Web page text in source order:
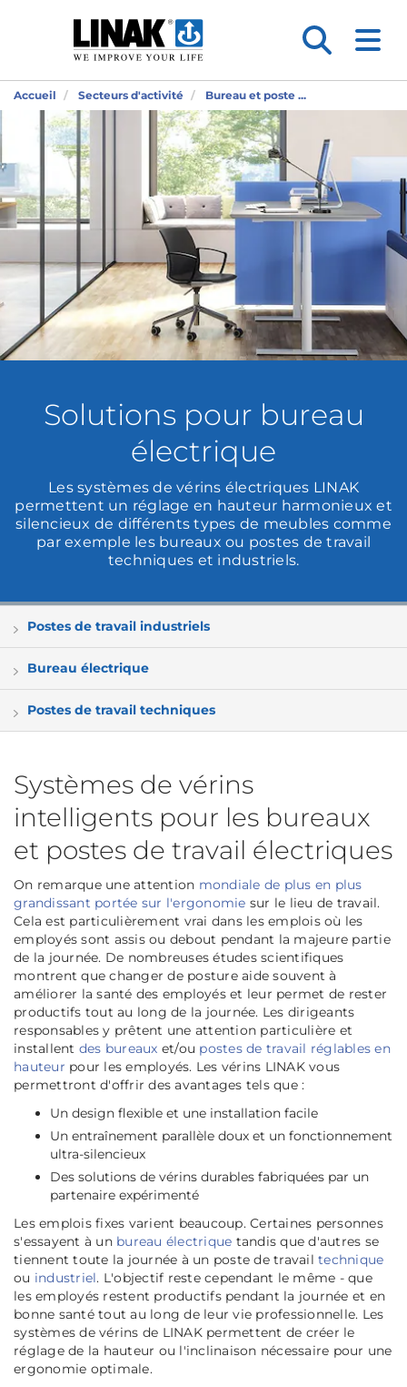
Accueil Secteurs d'activité Bureau et poste ...
Solutions pour bureau
électrique
Les systèmes de vérins électriques LINAK
permettent un réglage en hauteur harmonieux et
silencieux de différents types de meubles comme
par exemple les bureaux ou postes de travail
techniques et industriels.
Postes de travail industriels
Bureau électrique
Postes de travail techniques
Systèmes de vérins
intelligents pour les bureaux
et postes de travail électriques
On remarque une attention mondiale de plus en plus
grandissant portée sur l'ergonomie sur le lieu de travail.
Cela est particulièrement vrai dans les emplois où les
employés sont assis ou debout pendant la majeure partie
de la journée. De nombreuses études scientifiques
montrent que changer de posture aide souvent à
améliorer la santé des employés et leur permet de rester
productifs tout au long de la journée. Les dirigeants
responsables y prêtent une attention particulière et
installent des bureaux et/ou postes de travail réglables en
hauteur pour les employés. Les vérins LINAK vous
permettront d'offrir des avantages tels que :
Un design flexible et une installation facile
Un entraînement parallèle doux et un fonctionnement
ultra-silencieux
Des solutions de vérins durables fabriquées par un
partenaire expérimenté
Les emplois fixes varient beaucoup. Certaines personnes
s'essayent à un bureau électrique tandis que d'autres se
tiennent toute la journée à un poste de travail technique
ou industriel. L'objectif reste cependant le même - que
les employés restent productifs pendant la journée et en
bonne santé tout au long de leur vie professionnelle. Les
systèmes de vérins de LINAK permettent de créer le
réglage de la hauteur ou l'inclinaison nécessaire pour une
ergonomie optimale.